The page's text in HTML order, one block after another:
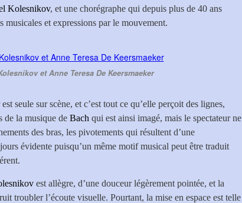
Kolesnikov, et une chorégraphe qui depuis plus de 40 ans
musicales et expressions par le mouvement.
et Anne Teresa De Keersmaeker
est seule sur scène, et c’est tout ce qu’elle perçoit des lignes,
de la musique de Bach qui est ainsi imagé, mais le spectateur ne
des bras, les pivotements qui résultent d’une
évidente puisqu’un même motif musical peut être traduit
est allègre, d’une douceur légèrement pointée, et la
troubler l’écoute visuelle. Pourtant, la mise en espace est telle